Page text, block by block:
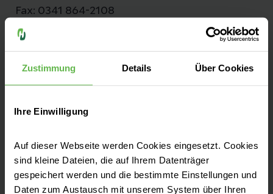
Zustimmung Details Über Cookies
Ihre Einwilligung
Auf dieser Webseite werden Cookies eingesetzt. Cookies
sind kleine Dateien, die auf Ihrem Datenträger
gespeichert werden und die bestimmte Einstellungen und
Daten zum Austausch mit unserem System über Ihren
Fax: 0341 864-2108
E-Mail senden
Mehr zu den Standorten finden Sie in unserer
Routenbeschreibung.